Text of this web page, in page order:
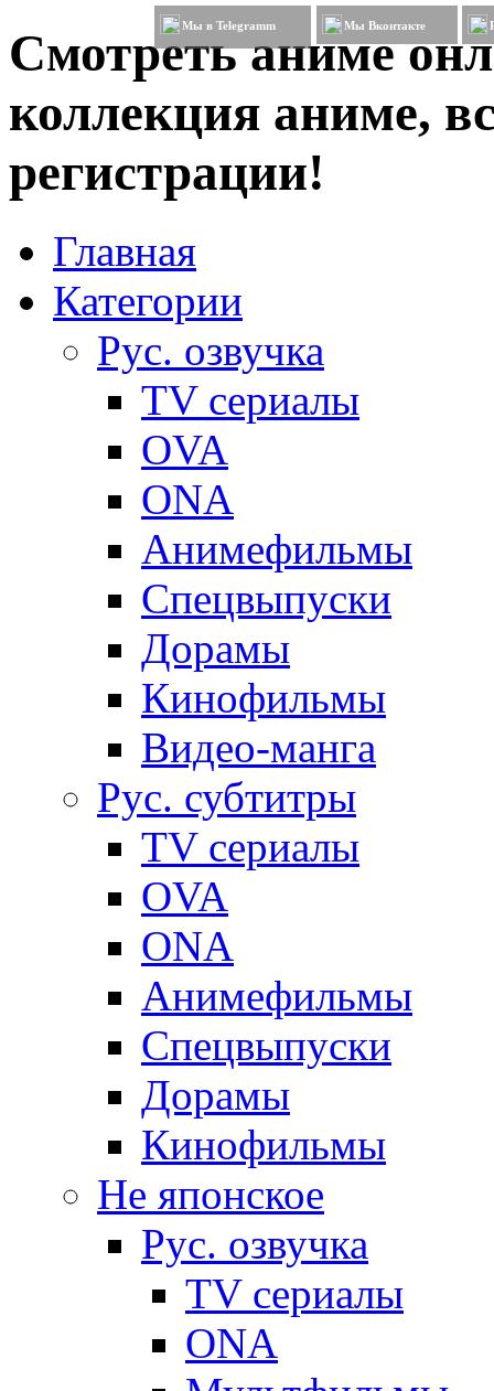
Смотреть аниме
коллекция аниме,
регистрации!
Мы в Telegramm Мы Вконтакте
Главная
Категории
Рус. озвучка
TV сериалы
OVA
ONA
Анимефильмы
Спецвыпуски
Дорамы
Кинофильмы
Видео-манга
Рус. субтитры
TV сериалы
OVA
ONA
Анимефильмы
Спецвыпуски
Дорамы
Кинофильмы
Не японское
Рус. озвучка
TV сериалы
ONA